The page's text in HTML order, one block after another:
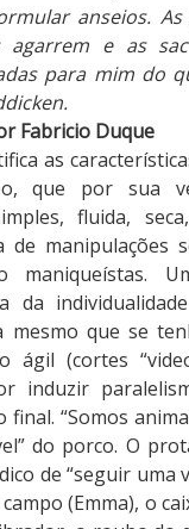
anseios. As
e as
para mim do
Fabricio Duque
as
que por sua
fluida,
de manipulações
maniqueístas.
da
mesmo que se
ágil (cortes
induzir
“Somos
do porco. O
de “seguir uma
(Emma), o